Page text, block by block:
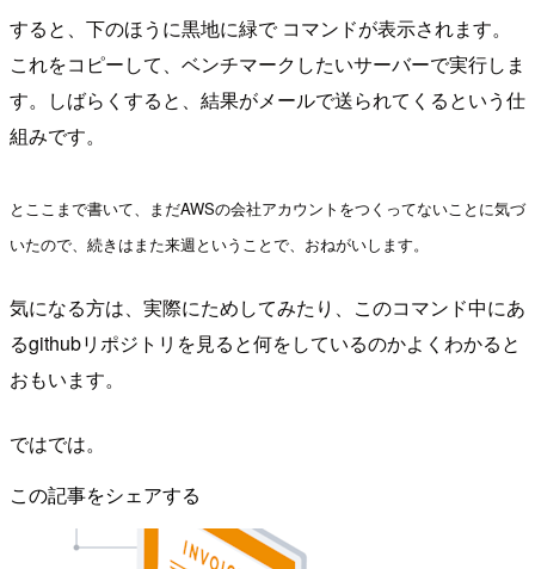
すると、下のほうに黒地に緑で コマンドが表示されます。
これをコピーして、ベンチマークしたいサーバーで実行しま
す。しばらくすると、結果がメールで送られてくるという仕
組みです。
とここまで書いて、まだAWSの会社アカウントをつくってないことに気づ
いたので、続きはまた来週ということで、おねがいします。
気になる方は、実際にためしてみたり、このコマンド中にあ
るgithubリポジトリを見ると何をしているのかよくわかると
おもいます。
ではでは。
この記事をシェアする